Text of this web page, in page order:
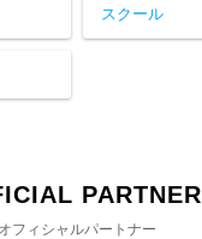
スクール
PARTNER
オフィシャルパートナー